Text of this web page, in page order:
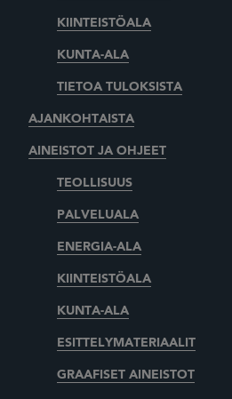
KIINTEISTÖALA
KUNTA-ALA
TIETOA TULOKSISTA
AJANKOHTAISTA
AINEISTOT JA OHJEET
TEOLLISUUS
PALVELUALA
ENERGIA-ALA
KIINTEISTÖALA
KUNTA-ALA
ESITTELYMATERIAALIT
GRAAFISET AINEISTOT